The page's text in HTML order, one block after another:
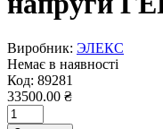
Виробник: ЭЛЕКС
Немає в наявності
Код: 89281
33500.00 ₴